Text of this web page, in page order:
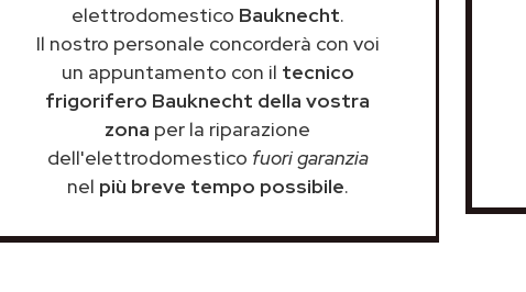
elettrodomestico Bauknecht.
Il nostro personale concorderà con voi
un appuntamento con il tecnico
frigorifero Bauknecht della vostra
zona per la riparazione
dell'elettrodomestico fuori garanzia
nel più breve tempo possibile.